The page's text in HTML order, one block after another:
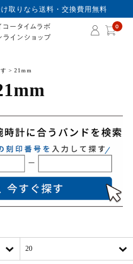
取りなら送料・交換費用無料
セイコータイムラボオ
0
21mm